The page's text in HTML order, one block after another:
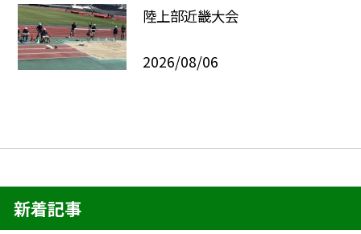
陸上部近畿大会
2026/08/06
新着記事